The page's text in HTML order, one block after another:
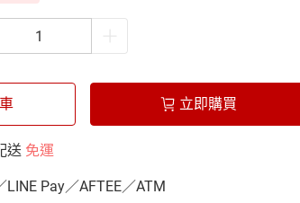
立即購買
送 免運
LINE Pay／AFTEE／ATM